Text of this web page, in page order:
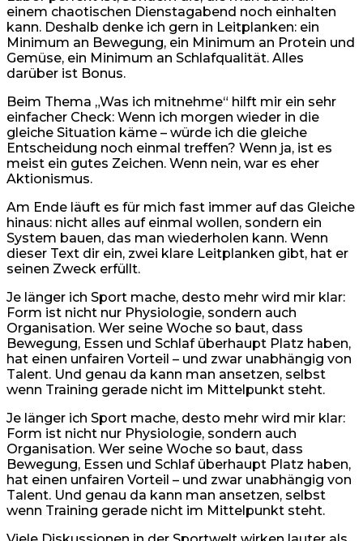
einem chaotischen Dienstagabend noch einhalten
kann. Deshalb denke ich gern in Leitplanken: ein
Minimum an Bewegung, ein Minimum an Protein und
Gemüse, ein Minimum an Schlafqualität. Alles
darüber ist Bonus.
Beim Thema „Was ich mitnehme“ hilft mir ein sehr
einfacher Check: Wenn ich morgen wieder in die
gleiche Situation käme – würde ich die gleiche
Entscheidung noch einmal treffen? Wenn ja, ist es
meist ein gutes Zeichen. Wenn nein, war es eher
Aktionismus.
Am Ende läuft es für mich fast immer auf das Gleiche
hinaus: nicht alles auf einmal wollen, sondern ein
System bauen, das man wiederholen kann. Wenn
dieser Text dir ein, zwei klare Leitplanken gibt, hat er
seinen Zweck erfüllt.
Je länger ich Sport mache, desto mehr wird mir klar:
Form ist nicht nur Physiologie, sondern auch
Organisation. Wer seine Woche so baut, dass
Bewegung, Essen und Schlaf überhaupt Platz haben,
hat einen unfairen Vorteil – und zwar unabhängig von
Talent. Und genau da kann man ansetzen, selbst
wenn Training gerade nicht im Mittelpunkt steht.
Je länger ich Sport mache, desto mehr wird mir klar:
Form ist nicht nur Physiologie, sondern auch
Organisation. Wer seine Woche so baut, dass
Bewegung, Essen und Schlaf überhaupt Platz haben,
hat einen unfairen Vorteil – und zwar unabhängig von
Talent. Und genau da kann man ansetzen, selbst
wenn Training gerade nicht im Mittelpunkt steht.